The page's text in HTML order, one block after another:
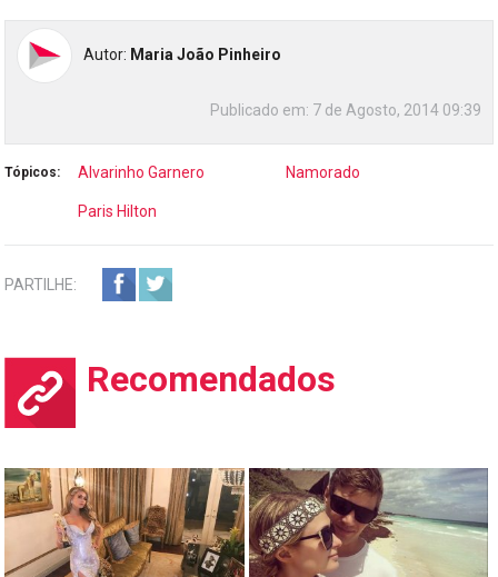
Autor: Maria João Pinheiro
Publicado em: 7 de Agosto, 2014 09:39
Tópicos: Alvarinho Garnero Namorado
Paris Hilton
PARTILHE:
Recomendados